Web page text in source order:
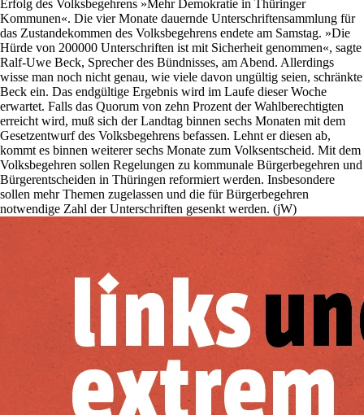
Erfolg des Volksbegehrens »Mehr Demokratie in Thüringer
Kommunen«. Die vier Monate dauernde Unterschriftensammlung für
das Zustandekommen des Volksbegehrens endete am Samstag. »Die
Hürde von 200000 Unterschriften ist mit Sicherheit genommen«, sagte
Ralf-Uwe Beck, Sprecher des Bündnisses, am Abend. Allerdings
wisse man noch nicht genau, wie viele davon ungültig seien, schränkte
Beck ein. Das endgültige Ergebnis wird im Laufe dieser Woche
erwartet. Falls das Quorum von zehn Prozent der Wahlberechtigten
erreicht wird, muß sich der Landtag binnen sechs Monaten mit dem
Gesetzentwurf des Volksbegehrens befas­sen. Lehnt er diesen ab,
kommt es binnen weiterer sechs Monate zum Volksentscheid. Mit dem
Volksbegehren sollen Regelungen zu kommunale Bürgerbegehren und
Bürgerentscheiden in Thüringen reformiert werden. Insbesondere
sollen mehr Themen zugelassen und die für Bürgerbegehren
notwendige Zahl der Unterschriften gesenkt werden. (jW)